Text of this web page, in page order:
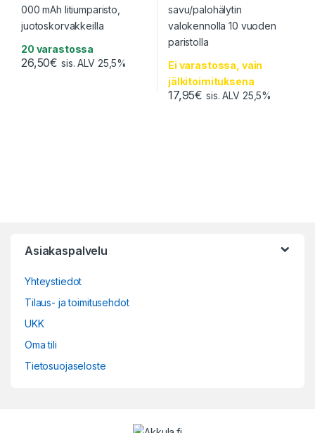
20 varastossa
26,50€ sis. ALV 25,5%
Ei varastossa, vain
jälkitoimituksena
17,95€ sis. ALV 25,5%
Asiakaspalvelu
Yhteystiedot
Tilaus- ja toimitusehdot
UKK
Oma tili
Tietosuojaseloste